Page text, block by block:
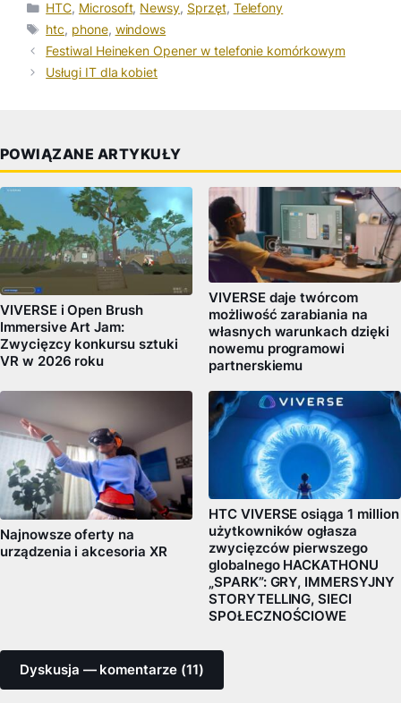
Kategorie
HTC, Microsoft, Newsy, Sprzęt, Telefony
Tagi
htc, phone, windows
Festiwal Heineken Opener w telefonie komórkowym
Usługi IT dla kobiet
POWIĄZANE ARTYKUŁY
VIVERSE i Open Brush
Immersive Art Jam:
Zwycięzcy konkursu sztuki
VR w 2026 roku
VIVERSE daje twórcom
możliwość zarabiania na
własnych warunkach dzięki
nowemu programowi
partnerskiemu
Najnowsze oferty na
urządzenia i akcesoria XR
HTC VIVERSE osiąga 1 million
użytkowników ogłasza
zwycięzców pierwszego
globalnego HACKATHONU
„SPARK”: GRY, IMMERSYJNY
STORYTELLING, SIECI
SPOŁECZNOŚCIOWE
Dyskusja — komentarze (11)